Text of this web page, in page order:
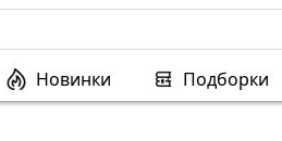
Новинки Подборки